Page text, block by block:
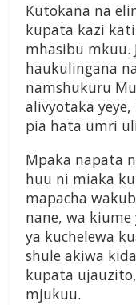
Kutokana na
kupata kazi
mhasibu mkuu.
haukulingana
namshukuru
alivyotaka
pia hata umri
Mpaka napata
huu ni miaka
mapacha
nane, wa
ya kuchelewa
shule akiwa
kupata
mjukuu.